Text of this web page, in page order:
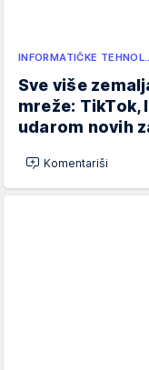
INFORMATIČKE
Sve više
mreže: TikTok,
udarom novih
Komentariši